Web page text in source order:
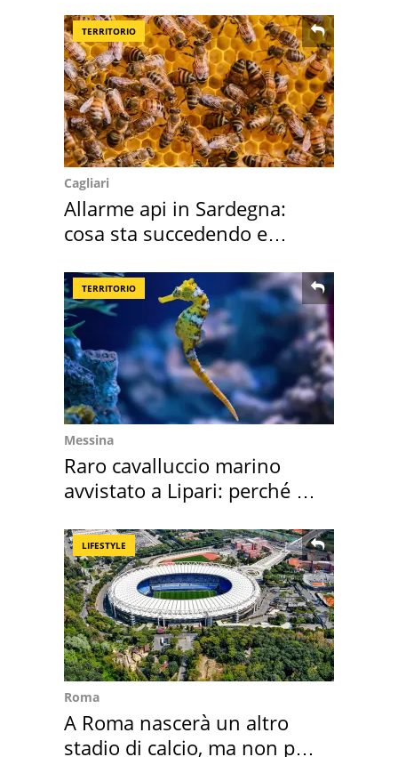
TERRITORIO
Cagliari
Allarme api in Sardegna:
cosa sta succedendo e
TERRITORIO
Messina
Raro cavalluccio marino
avvistato a Lipari: perché è
LIFESTYLE
Roma
A Roma nascerà un altro
stadio di calcio, ma non per